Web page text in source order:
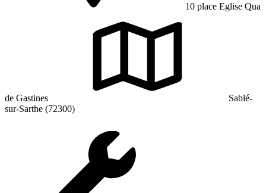
10 place Eglise Qua
de Gastines
Sablé-
sur-Sarthe (72300)